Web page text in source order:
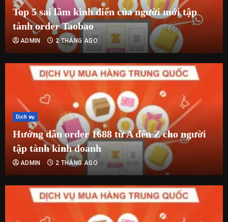
Top 5 sai lầm kinh điển của người mới tập
tành order Taobao
ADMIN 2 THÁNG AGO
Dịch vụ
Hướng dẫn order 1688 từ A đến Z cho người
tập tành kinh doanh
ADMIN 2 THÁNG AGO